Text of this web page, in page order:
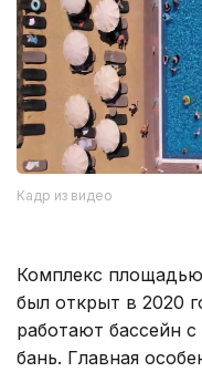
Кадр из видео
Комплекс
был открыт в 2020
работают бассейн
бань. Главная